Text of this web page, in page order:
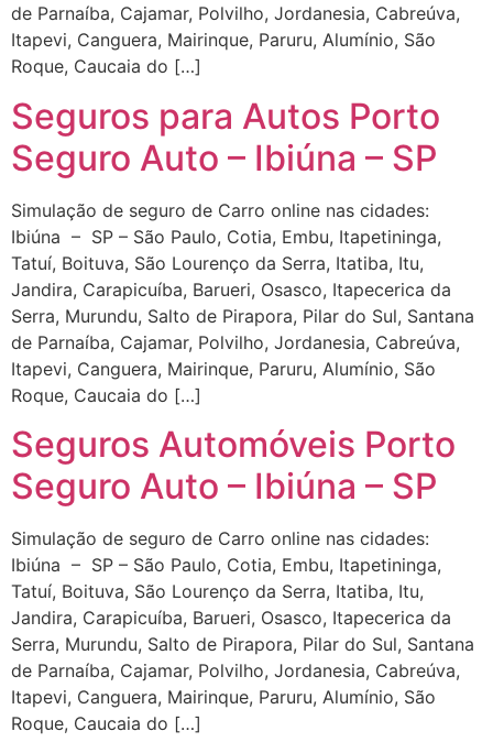
de Parnaíba, Cajamar, Polvilho, Jordanesia, Cabreúva,
Itapevi, Canguera, Mairinque, Paruru, Alumínio, São
Roque, Caucaia do […]
Seguros para Autos Porto
Seguro Auto – Ibiúna – SP
Simulação de seguro de Carro online nas cidades:
Ibiúna – SP – São Paulo, Cotia, Embu, Itapetininga,
Tatuí, Boituva, São Lourenço da Serra, Itatiba, Itu,
Jandira, Carapicuíba, Barueri, Osasco, Itapecerica da
Serra, Murundu, Salto de Pirapora, Pilar do Sul, Santana
de Parnaíba, Cajamar, Polvilho, Jordanesia, Cabreúva,
Itapevi, Canguera, Mairinque, Paruru, Alumínio, São
Roque, Caucaia do […]
Seguros Automóveis Porto
Seguro Auto – Ibiúna – SP
Simulação de seguro de Carro online nas cidades:
Ibiúna – SP – São Paulo, Cotia, Embu, Itapetininga,
Tatuí, Boituva, São Lourenço da Serra, Itatiba, Itu,
Jandira, Carapicuíba, Barueri, Osasco, Itapecerica da
Serra, Murundu, Salto de Pirapora, Pilar do Sul, Santana
de Parnaíba, Cajamar, Polvilho, Jordanesia, Cabreúva,
Itapevi, Canguera, Mairinque, Paruru, Alumínio, São
Roque, Caucaia do […]